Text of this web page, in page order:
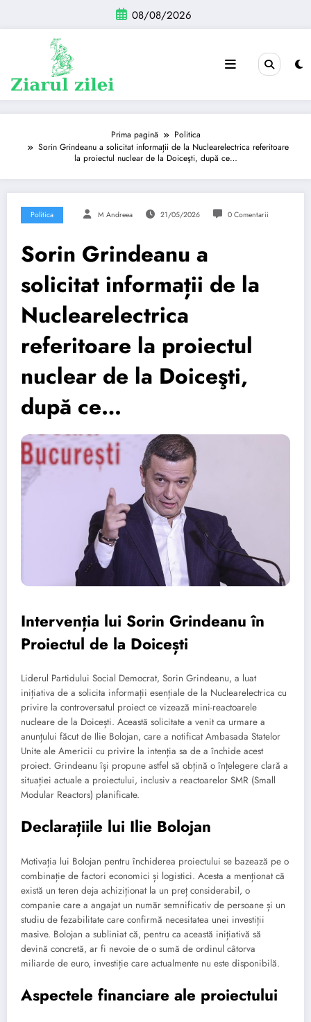
conținut
08/08/2026
Prima pagină
Politica
Sorin Grindeanu a solicitat informații de la Nuclearelectrica referitoare
la proiectul nuclear de la Doiceşti, după ce…
Politica M Andreea 21/05/2026 0 Comentarii
Sorin Grindeanu a
solicitat informații de la
Nuclearelectrica
referitoare la proiectul
nuclear de la Doiceşti,
după ce…
Intervenția lui Sorin Grindeanu în
Proiectul de la Doicești
Liderul Partidului Social Democrat, Sorin Grindeanu, a luat
inițiativa de a solicita informații esențiale de la Nuclearelectrica cu
privire la controversatul proiect ce vizează mini-reactoarele
nucleare de la Doicești. Această solicitate a venit ca urmare a
anunțului făcut de Ilie Bolojan, care a notificat Ambasada Statelor
Unite ale Americii cu privire la intenția sa de a închide acest
proiect. Grindeanu își propune astfel să obțină o înțelegere clară a
situației actuale a proiectului, inclusiv a reactoarelor SMR (Small
Modular Reactors) planificate.
Declarațiile lui Ilie Bolojan
Motivația lui Bolojan pentru închiderea proiectului se bazează pe o
combinație de factori economici și logistici. Acesta a menționat că
există un teren deja achiziționat la un preț considerabil, o
companie care a angajat un număr semnificativ de persoane și un
studiu de fezabilitate care confirmă necesitatea unei investiții
masive. Bolojan a subliniat că, pentru ca această inițiativă să
devină concretă, ar fi nevoie de o sumă de ordinul câtorva
miliarde de euro, investiție care actualmente nu este disponibilă.
Aspectele financiare ale proiectului